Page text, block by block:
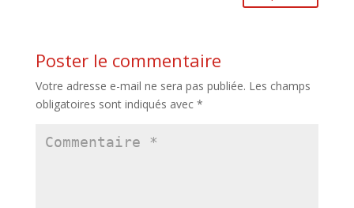
Poster le commentaire
Votre adresse e-mail ne sera pas publiée. Les champs
obligatoires sont indiqués avec *